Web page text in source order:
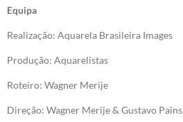
Equipa
Realização: Aquarela Brasileira Images
Produção: Aquarelistas
Roteiro: Wagner Merije
Direção: Wagner Merije & Gustavo Pains